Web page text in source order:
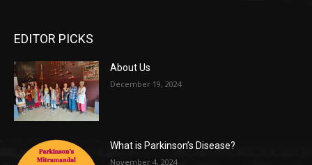
EDITOR PICKS
About Us
December 19, 2024
What is Parkinson’s Disease?
November 4, 2024